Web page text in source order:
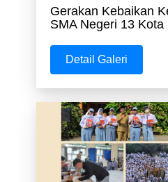
Gerakan Kebaikan
SMA Negeri 13 Kota
Detail Galeri